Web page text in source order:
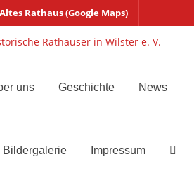
Rathaus (Google Maps)
uns Geschichte News
Bildergalerie Impressum